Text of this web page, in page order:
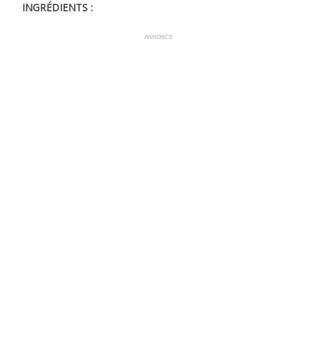
INGRÉDIENTS :
ANNONCE